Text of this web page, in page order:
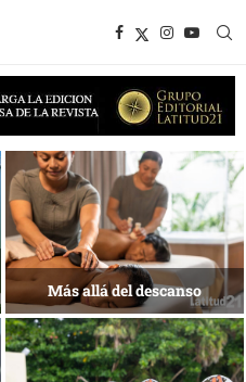
Energía que Impulsa la
competitividad